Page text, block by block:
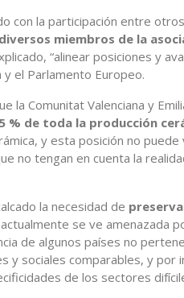
con la participación entre
diversos miembros de la
“alinear posiciones y
y el Parlamento Europeo.
la Comunitat Valenciana y
% de toda la producción
y esta posición no
no tengan en cuenta la
la necesidad de
se ve amenazada
de algunos países no
y sociales comparables, y por
de los sectores